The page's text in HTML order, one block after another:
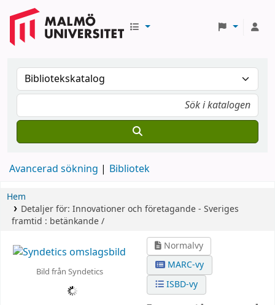
Avancerad sökning Bibliotek
Hem
Detaljer för: Innovationer och företagande - Sveriges
framtid : betänkande /
Bild från Syndetics
Normalvy
MARC-vy
ISBD-vy